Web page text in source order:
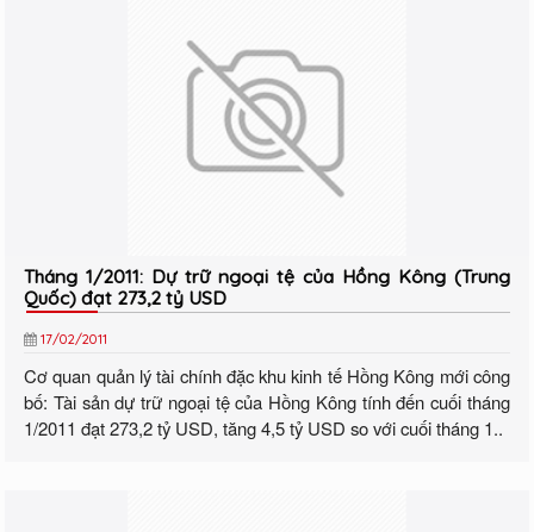
Tháng 1/2011: Dự trữ ngoại tệ của Hồng Kông (Trung
Quốc) đạt 273,2 tỷ USD
17/02/2011
Cơ quan quản lý tài chính đặc khu kinh tế Hồng Kông mới công
bố: Tài sản dự trữ ngoại tệ của Hồng Kông tính đến cuối tháng
1/2011 đạt 273,2 tỷ USD, tăng 4,5 tỷ USD so với cuối tháng 1..